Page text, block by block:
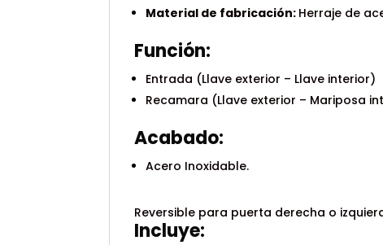
Material de fabricación: Herraje de
Función:
Entrada (Llave exterior – Llave interior)
Recamara (Llave exterior – Mariposa
Acabado:
Acero Inoxidable.
Reversible para puerta derecha o
Incluye: